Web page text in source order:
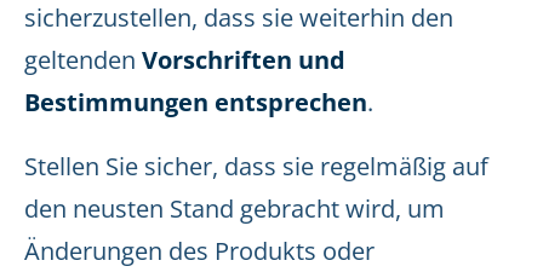
sicherzustellen, dass sie weiterhin den
geltenden Vorschriften und
Bestimmungen entsprechen.
Stellen Sie sicher, dass sie regelmäßig auf
den neusten Stand gebracht wird, um
Änderungen des Produkts oder